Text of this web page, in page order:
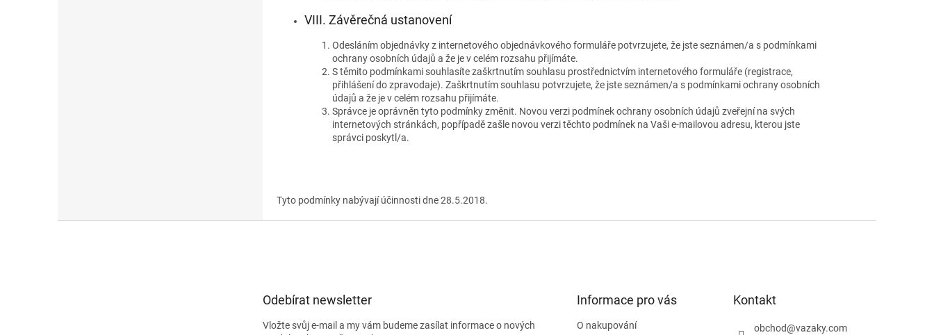
VIII. Závěrečná ustanovení
Odesláním objednávky z internetového objednávkového formuláře potvrzujete, že jste seznámen/a s podmínkami
ochrany osobních údajů a že je v celém rozsahu přijímáte.
S těmito podmínkami souhlasíte zaškrtnutím souhlasu prostřednictvím internetového formuláře (registrace,
přihlášení do zpravodaje). Zaškrtnutím souhlasu potvrzujete, že jste seznámen/a s podmínkami ochrany osobních
údajů a že je v celém rozsahu přijímáte.
Správce je oprávněn tyto podmínky změnit. Novou verzi podmínek ochrany osobních údajů zveřejní na svých
internetových stránkách, popřípadě zašle novou verzi těchto podmínek na Vaši e-mailovou adresu, kterou jste
správci poskytl/a.
Tyto podmínky nabývají účinnosti dne 28.5.2018.
Odebírat newsletter
Vložte svůj e-mail a my vám budeme zasílat informace o nových
Informace pro vás
O nakupování
Kontakt
obchod@vazaky.com